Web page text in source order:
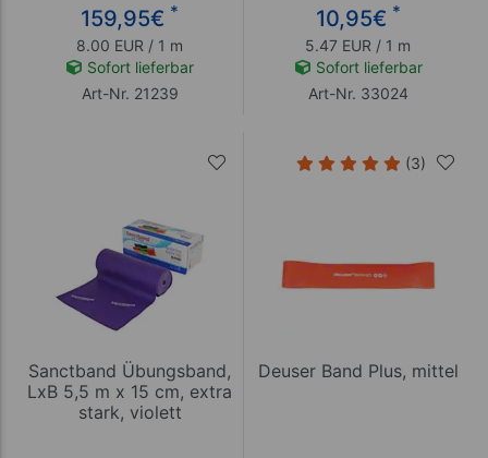
159,95€ *
8.00 EUR / 1 m
Sofort lieferbar
Art-Nr. 21239
10,95€ *
5.47 EUR / 1 m
Sofort lieferbar
Art-Nr. 33024
Sanctband Übungsband,
LxB 5,5 m x 15 cm, extra
stark, violett
(3)
Deuser Band Plus, mittel